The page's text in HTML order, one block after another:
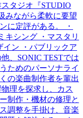
タジオ『STUDIO
みながら柔軟に要望
に定評がある。 ・
キシング ・マスタリ
イン ・パブリックア
、SONIC TESTでは
ためのパーソナライ
の楽曲制作者を輩出
理を探求し、カス
制作・機材の修理と
調整を手掛け、音楽